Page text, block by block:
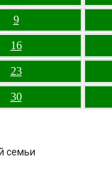
9
16
23
30
семьи